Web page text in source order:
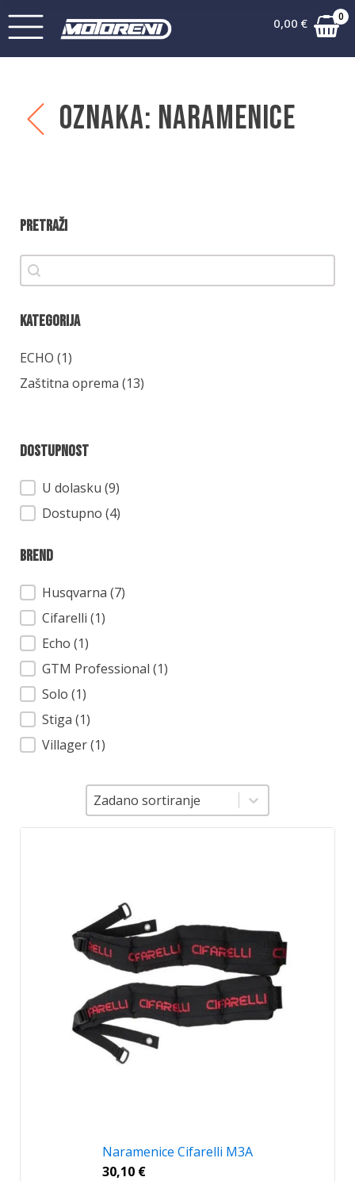
0,00 € 0
Oznaka: Naramenice
Pretraži
Pretraži
Pretraži
Kategorija
Kategorija
ECHO (1)
Zaštitna oprema (13)
Dostupnost
Dostupnost
U dolasku (9)
Dostupno (4)
Brend
BrendHusqvarna (7)
Cifarelli (1)
Echo (1)
GTM Professional (1)
Solo (1)
Stiga (1)
Villager(1)
Sortiranje
Zadano sortiranje
Sortiranje
Naramenice Cifarelli M3A
30,10 €